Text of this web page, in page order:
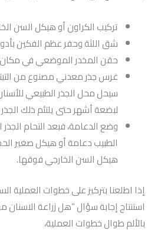
تركيب الكراون أو هيكل السن
شق اللثة وحفر عظم الفكين
حقن المخدر الموضعي في مكان
غرس جذر معدني مصنوع من
سيحل محل الجذر الطبيعي
لبضعة أشهر حتى يلتئم ذلك
وضع الدعامة، فبعد التحام
الطبيب دعامة أو هيكل صغير
هيكل السن الخارجي فوقها.
إذا اطلعنا بتركيز على خطوات العملية
استنتاج إجابة سؤال ”هل زراعة
بالألم طوال خطوات العملية،